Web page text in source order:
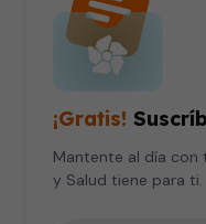
¡Gratis!
Mantente al día con
y Salud tiene para ti.